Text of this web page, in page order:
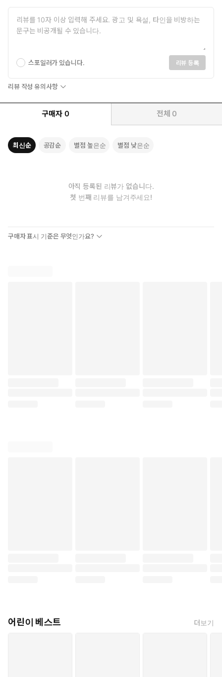
스포일러가 있습니다. 리뷰 등록
리뷰 작성 유의사항
구매자 0 전체 0
최신순 공감순 별점 높은순 별점 낮은순
아직 등록된 리뷰가 없습니다.
첫 번째 리뷰를 남겨주세요!
구매자 표시 기준은 무엇인가요?
어린이 베스트 더보기